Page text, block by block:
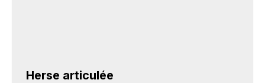
Herse articulée